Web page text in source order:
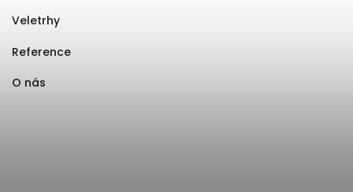
Veletrhy
Reference
O nás